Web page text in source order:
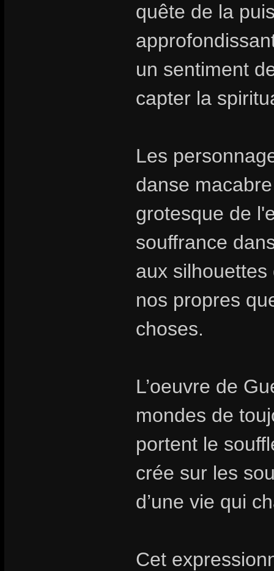
quête de la
un sentiment
capter la
Les
danse
grotesque de
souffrance
aux
nos propres
choses.
L’oeuvre de
mondes de
portent le
crée sur les
d’une vie qui
Cet